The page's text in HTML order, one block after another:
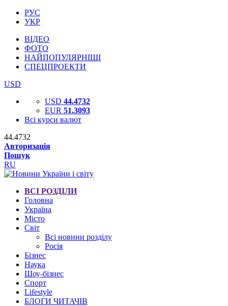
РУС
УКР
ВІДЕО
ФОТО
НАЙПОПУЛЯРНІШІ
СПЕЦПРОЕКТИ
USD
USD 44.4732
EUR 51.3093
Всі курси валют
44.4732
Авторизація
Пошук
RU
ВСІ РОЗДІЛИ
Головна
Україна
Місто
Світ
Всі новини розділу
Росія
Бізнес
Наука
Шоу-бізнес
Спорт
Lifestyle
БЛОГИ ЧИТАЧІВ